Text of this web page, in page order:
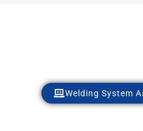
Welding System